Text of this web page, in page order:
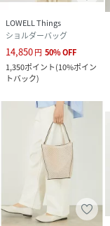
LOWELL Things
ショルダーバッグ
14,850円 50%OFF
1,350ポイント(10%ポイン
トバック)